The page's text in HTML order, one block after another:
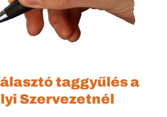
taggyűlés a
Szervezetnél